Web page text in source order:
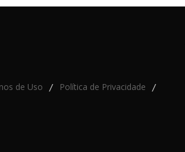
de Uso / Política de Privacidade /